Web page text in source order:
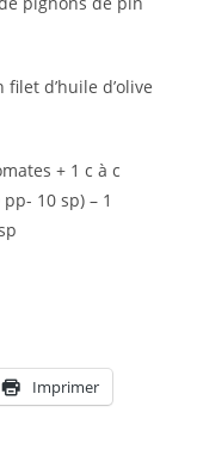
d’huile d’olive
+ 1 c à c
10 sp) – 1
Imprimer